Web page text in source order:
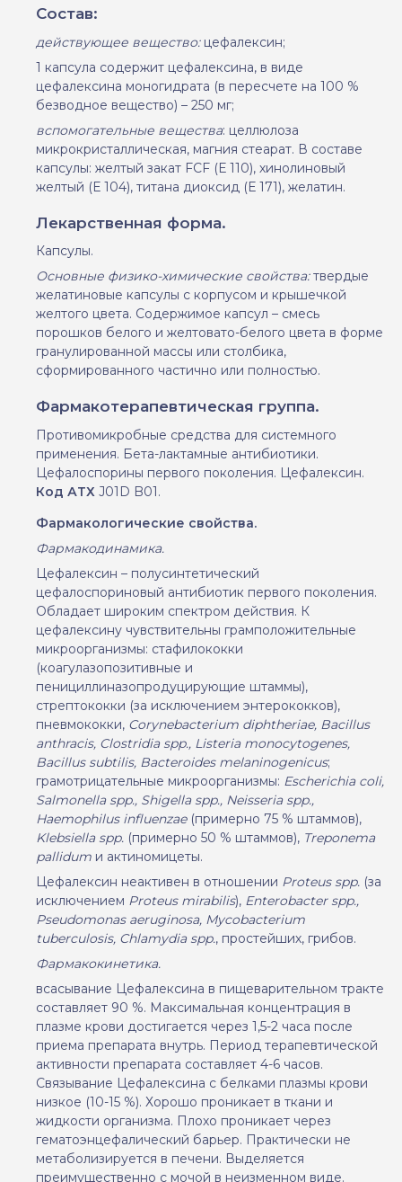
Состав:
действующее вещество: цефалексин;
1 капсула содержит цефалексина, в виде
цефалексина моногидрата (в пересчете на 100 %
безводное вещество) – 250 мг;
вспомогательные вещества: целлюлоза
микрокристаллическая, магния стеарат. В составе
капсулы: желтый закат FCF (Е 110), хинолиновый
желтый (Е 104), титана диоксид (Е 171), желатин.
Лекарственная форма.
Капсулы.
Основные физико-химические свойства: твердые
желатиновые капсулы с корпусом и крышечкой
желтого цвета. Содержимое капсул – смесь
порошков белого и желтовато-белого цвета в форме
гранулированной массы или столбика,
сформированного частично или полностью.
Фармакотерапевтическая группа.
Противомикробные средства для системного
применения. Бета-лактамные антибиотики.
Цефалоспорины первого поколения. Цефалексин.
Код АТХ J01D B01.
Фармакологические свойства.
Фармакодинамика.
Цефалексин – полусинтетический
цефалоспориновый антибиотик первого поколения.
Обладает широким спектром действия. К
цефалексину чувствительны грамположительные
микроорганизмы: стафилококки
(коагулазопозитивные и
пенициллиназопродуцирующие штаммы),
стрептококки (за исключением энтерококков),
пневмококки, Corynebacterium diphtheriae, Bacillus
anthracis, Clostridia spp., Listeria monocytogenes,
Bacillus subtilis, Bacteroides melaninogenicus;
грамотрицательные микроорганизмы: Escherichia coli,
Salmonella spp., Shigella spp., Neisseria spp.,
Haemophilus influenzae(примерно 75 % штаммов),
Klebsiella spp. (примерно 50 % штаммов), Treponema
pallidum и актиномицеты.
Цефалексин неактивен в отношении Proteus spp. (за
исключением Proteus mirabilis), Enterobacter spp.,
Pseudomonas aeruginosa, Mycobacterium
tuberculosis, Chlamydia spp., простейших, грибов.
Фармакокинетика.
всасывание Цефалексина в пищеварительном тракте
составляет 90 %. Максимальная концентрация в
плазме крови достигается через 1,5-2 часа после
приема препарата внутрь. Период терапевтической
активности препарата составляет 4-6 часов.
Связывание Цефалексина с белками плазмы крови
низкое (10-15 %). Хорошо проникает в ткани и
жидкости организма. Плохо проникает через
гематоэнцефалический барьер. Практически не
метаболизируется в печени. Выделяется
преимущественно с мочой в неизменном виде.